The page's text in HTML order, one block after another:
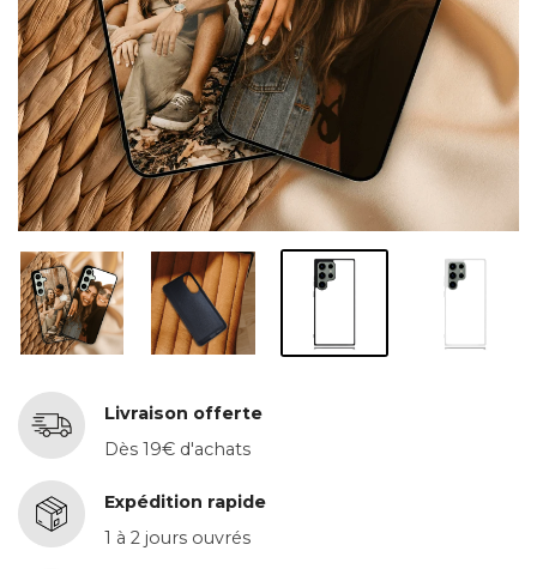
Livraison offerte
Dès 19€ d'achats
Expédition rapide
1 à 2 jours ouvrés